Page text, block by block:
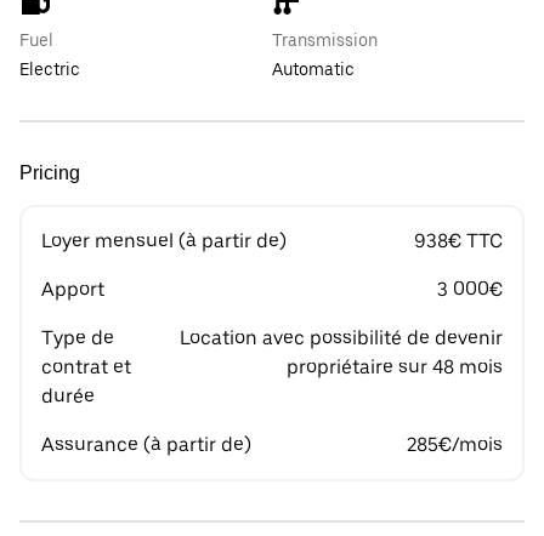
Fuel
Electric
Transmission
Automatic
Pricing
Loyer mensuel (à partir de) 938€ TTC
Apport 3 000€
Type de
contrat et
durée
Location avec possibilité de devenir
propriétaire sur 48 mois
Assurance (à partir de) 285€/mois